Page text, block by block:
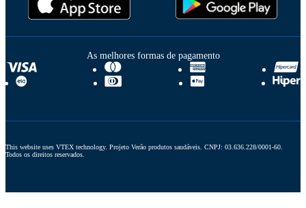
As melhores formas de pagamento
This website uses VTEX technology. Projeto Verão produtos saudáveis. CNPJ: 03.636.228/0001-60.
Todos os direitos reservados.